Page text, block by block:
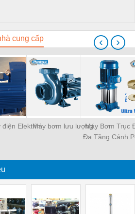
cung cấp
ElektrimMáy bơm lưu lượngMáy Bơm Trục
Đa Tầng Cánh
1,5KW
‹ ›